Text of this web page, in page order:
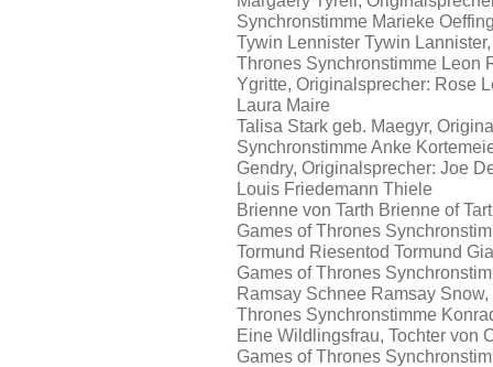
Synchronstimme Marieke
Tywin Lennister Tywin
Thrones Synchronstimme Leon
Ygritte, Originalsprecher: Rose
Laura Maire
Talisa Stark geb. Maegyr,
Synchronstimme Anke
Gendry, Originalsprecher: Joe
Louis Friedemann Thiele
Brienne von Tarth Brienne of
Games of Thrones
Tormund Riesentod Tormund
Games of Thrones
Ramsay Schnee Ramsay
Thrones Synchronstimme
Eine Wildlingsfrau, Tochter von
Games of Thrones